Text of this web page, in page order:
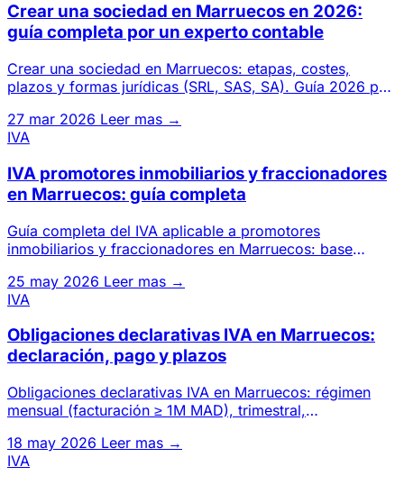
Crear una sociedad en Marruecos en 2026:
guía completa por un experto contable
Crear una sociedad en Marruecos: etapas, costes,
plazos y formas jurídicas (SRL, SAS, SA). Guía 2026 por
27 mar 2026 Leer mas →
IVA
IVA promotores inmobiliarios y fraccionadores
en Marruecos: guía completa
Guía completa del IVA aplicable a promotores
inmobiliarios y fraccionadores en Marruecos: base
25 may 2026 Leer mas →
IVA
Obligaciones declarativas IVA en Marruecos:
declaración, pago y plazos
Obligaciones declarativas IVA en Marruecos: régimen
mensual (facturación ≥ 1M MAD), trimestral,
18 may 2026 Leer mas →
IVA